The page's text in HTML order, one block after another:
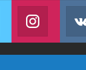
Twitter
Join us on TwitterJoin